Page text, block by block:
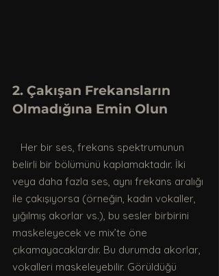
2. Çakışan Frekansların
Olmadığına Emin Olun
belirli bir bölümünü kaplamaktadır. İki
veya daha fazla ses, aynı frekans aralığı
ile çakışıyorsa (örneğin, kadın vokaller,
yığılmış akorlar vs.), bu sesler birbirini
maskeleyecek ve mix’te öne
çıkamayacaklardır. Bu durumda akorlar,
vokalleri maskeleyebilir. Görüldüğü